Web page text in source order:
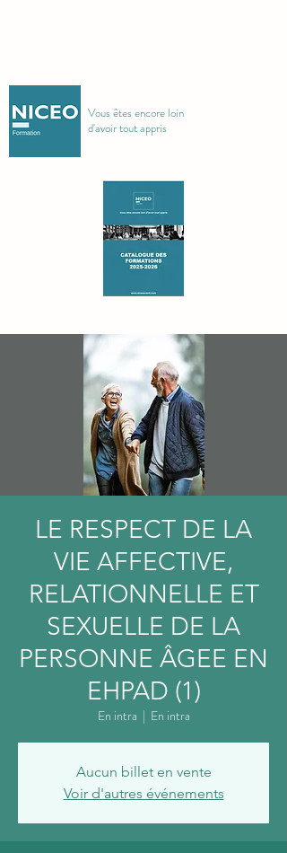
Vous êtes encore loin
d'avoir tout appris
LE RESPECT DE LA
VIE AFFECTIVE,
RELATIONNELLE ET
SEXUELLE DE LA
PERSONNE ÂGEE EN
EHPAD (1)
En intra
  |
En intra
Aucun billet en vente
Voir d'autres événements